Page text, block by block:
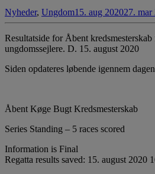
Nyheder, Ungdom15. aug 202027. mar
Resultatside for Åbent
ungdomssejlere. D. 15. august 2020
Siden opdateres løbende igennem
Åbent Køge Bugt Kredsmesterskab
Series Standing – 5 races scored
Information is Final
Regatta results saved: 15. august 2020